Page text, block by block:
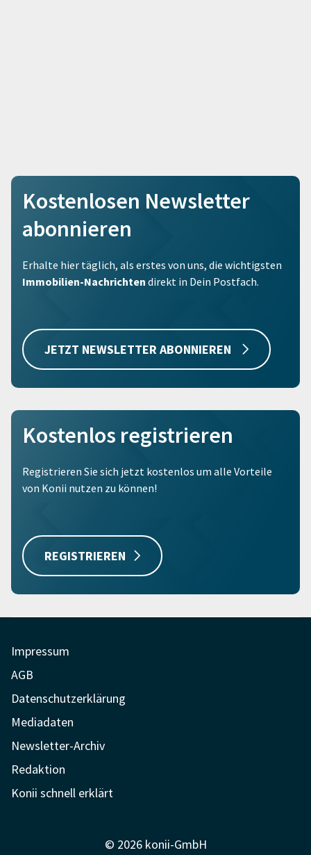
Kostenlosen Newsletter
abonnieren
Erhalte hier täglich, als erstes von uns, die wichtigsten
Immobilien-Nachrichten direkt in Dein Postfach.
JETZT NEWSLETTER ABONNIEREN
Kostenlos registrieren
Registrieren Sie sich jetzt kostenlos um alle Vorteile
von Konii nutzen zu können!
REGISTRIEREN
Impressum
AGB
Datenschutzerklärung
Mediadaten
Newsletter-Archiv
Redaktion
Konii schnell erklärt
© 2026 konii-GmbH